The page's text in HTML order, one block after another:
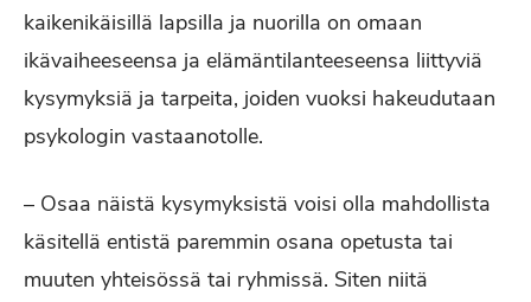
kaikenikäisillä lapsilla ja nuorilla on omaan
ikävaiheeseensa ja elämäntilanteeseensa liittyviä
kysymyksiä ja tarpeita, joiden vuoksi hakeudutaan
psykologin vastaanotolle.
– Osaa näistä kysymyksistä voisi olla mahdollista
käsitellä entistä paremmin osana opetusta tai
muuten yhteisössä tai ryhmissä. Siten niitä